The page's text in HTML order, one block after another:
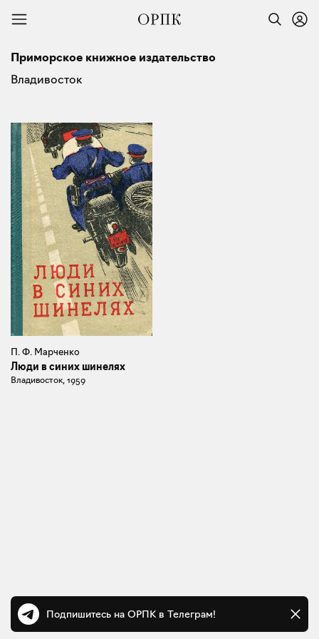
Приморское книжное издательство
Владивосток
П. Ф. Марченко
Люди в синих шинелях
Владивосток, 1959
Подпишитесь на ОРПК в Телеграм!